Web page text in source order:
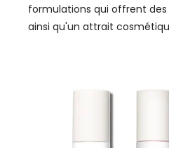
formulations qui offrent
ainsi qu'un attrait